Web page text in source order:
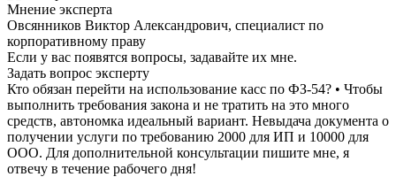
Мнение эксперта
Овсянников Виктор Александрович, специалист по
корпоративному праву
Если у вас появятся вопросы, задавайте их мне.
Задать вопрос эксперту
Кто обязан перейти на использование касс по ФЗ-54? • Чтобы
выполнить требования закона и не тратить на это много
средств, автономка идеальный вариант. Невыдача документа о
получении услуги по требованию 2000 для ИП и 10000 для
ООО. Для дополнительной консультации пишите мне, я
отвечу в течение рабочего дня!